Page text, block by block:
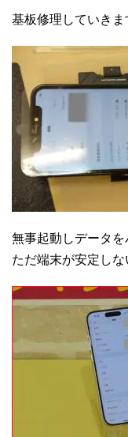
基板修理していきま
無事起動しデータを
ただ端末が安定しな